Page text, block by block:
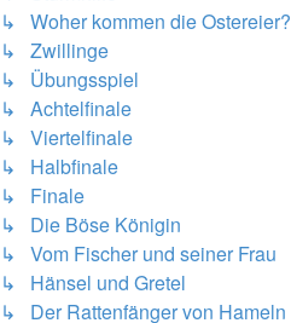
↳ Woher kommen die Ostereier?
↳ Zwillinge
↳ Übungsspiel
↳ Achtelfinale
↳ Viertelfinale
↳ Halbfinale
↳ Finale
↳ Die Böse Königin
↳ Vom Fischer und seiner Frau
↳ Hänsel und Gretel
↳ Der Rattenfänger von Hameln